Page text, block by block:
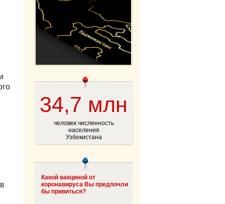
34,7 млн
человек численность
населения
Узбекистана
Какой вакциной от
коронавируса Вы предпочли
бы привиться?